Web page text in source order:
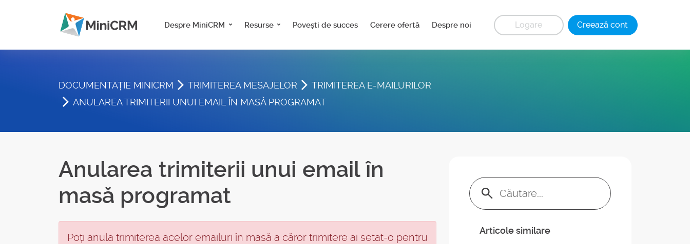
Despre MiniCRM Resurse Povești de succes Cerere ofertă Despre noi Logare Creează cont
DOCUMENTAȚIE MINICRM TRIMITEREA MESAJELOR
TRIMITEREA E-MAILURILOR
ANULAREA TRIMITERII UNUI EMAIL ÎN MASĂ PROGRAMAT
Anularea trimiterii unui email în
masă programat
Poți anula trimiterea acelor emailuri în masă a căror trimitere ai setat-o pentru
Keresés:
Articole similare